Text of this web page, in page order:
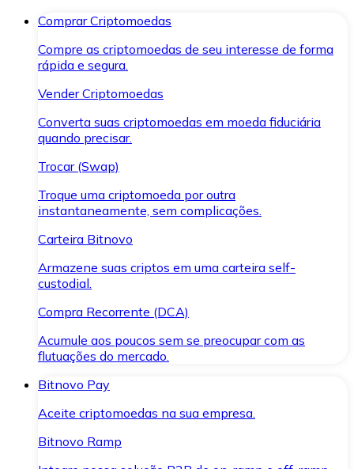
Comprar Criptomoedas
Compre as criptomoedas de seu interesse de forma
rápida e segura.
Vender Criptomoedas
Converta suas criptomoedas em moeda fiduciária
quando precisar.
Trocar (Swap)
Troque uma criptomoeda por outra
instantaneamente, sem complicações.
Carteira Bitnovo
Armazene suas criptos em uma carteira self-
custodial.
Compra Recorrente (DCA)
Acumule aos poucos sem se preocupar com as
flutuações do mercado.
Bitnovo Pay
Aceite criptomoedas na sua empresa.
Bitnovo Ramp